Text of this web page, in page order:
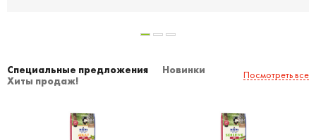
Специальные предложения
Новинки
Хиты продаж!
Посмотреть все